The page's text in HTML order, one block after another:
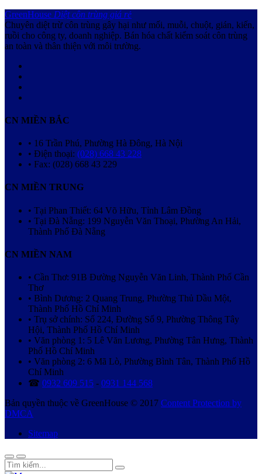
GreenHouse Diệt côn trùng giá rẻ
Chuyên diệt trừ côn trùng gây hại như mối, muỗi, chuột, gián, kiến,
ruồi cho công ty, doanh nghiệp. Bán hóa chất kiểm soát côn trùng
an toàn và thân thiện với môi trường.
CN MIỀN BẮC
• 16 Trần Phú, Phường Hà Đông, Hà Nội
• Điện thoại: (028) 668 43 228
• Fax: (028) 668 43 229
CN MIỀN TRUNG
• Tại Phan Thiết: 64 Võ Hữu, Tỉnh Lâm Đồng
• Tại Đà Nẵng: 199 Nguyễn Văn Thoại, Phường An Hải,
Thành Phố Đà Nẵng
CN MIỀN NAM
• Cần Thơ: 91B Đường Nguyễn Văn Linh, Thành Phố Cần
Thơ
• Bình Dương: 2 Quang Trung, Phường Thủ Dầu Một,
Thành Phố Hồ Chí Minh
• Trụ sở chính: Số 224, Đường Số 9, Phường Thông Tây
Hội, Thành Phố Hồ Chí Minh
• Văn phòng 1: 5 Lê Văn Lương, Phường Tân Hưng, Thành
Phố Hồ Chí Minh
• Văn phòng 2: 6 Mã Lò, Phường Bình Tân, Thành Phố Hồ
Chí Minh
☎ 0932 609 515 - 0931 144 568
Bản quyền thuộc về GreenHouse © 2017 Content Protection by
DMCA
Sitemap